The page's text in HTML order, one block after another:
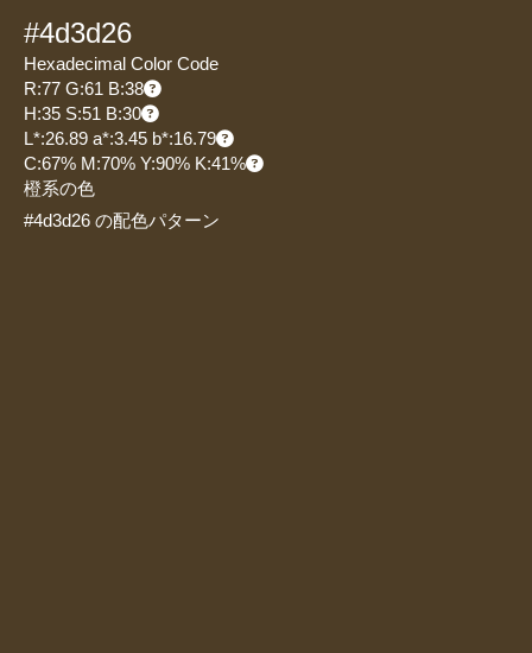
#4d3d26
Hexadecimal Color Code
R:77 G:61 B:38
H:35 S:51 B:30
L*:26.89 a*:3.45 b*:16.79
C:67% M:70% Y:90% K:41%
橙系の色
#4d3d26 の配色パターン